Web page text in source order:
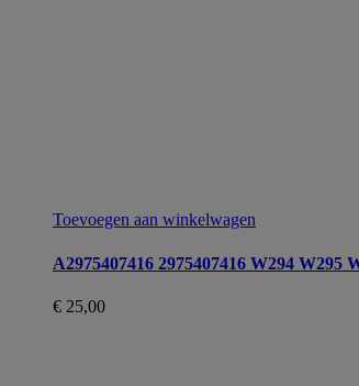
Toevoegen aan winkelwagen
A2975407416 2975407416 W294
€ 25,00